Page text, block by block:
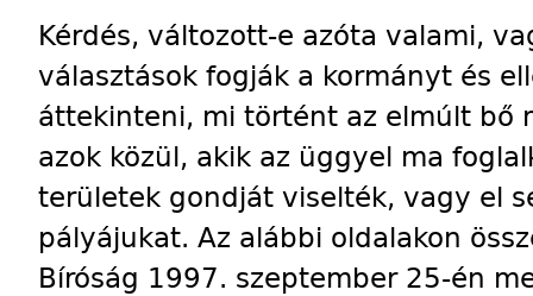
Kérdés, változott-e azóta valami,
választások fogják a kormányt és
áttekinteni, mi történt az elmúlt bő
azok közül, akik az üggyel ma
területek gondját viselték, vagy el
pályájukat. Az alábbi oldalakon
Bíróság 1997. szeptember 25-én